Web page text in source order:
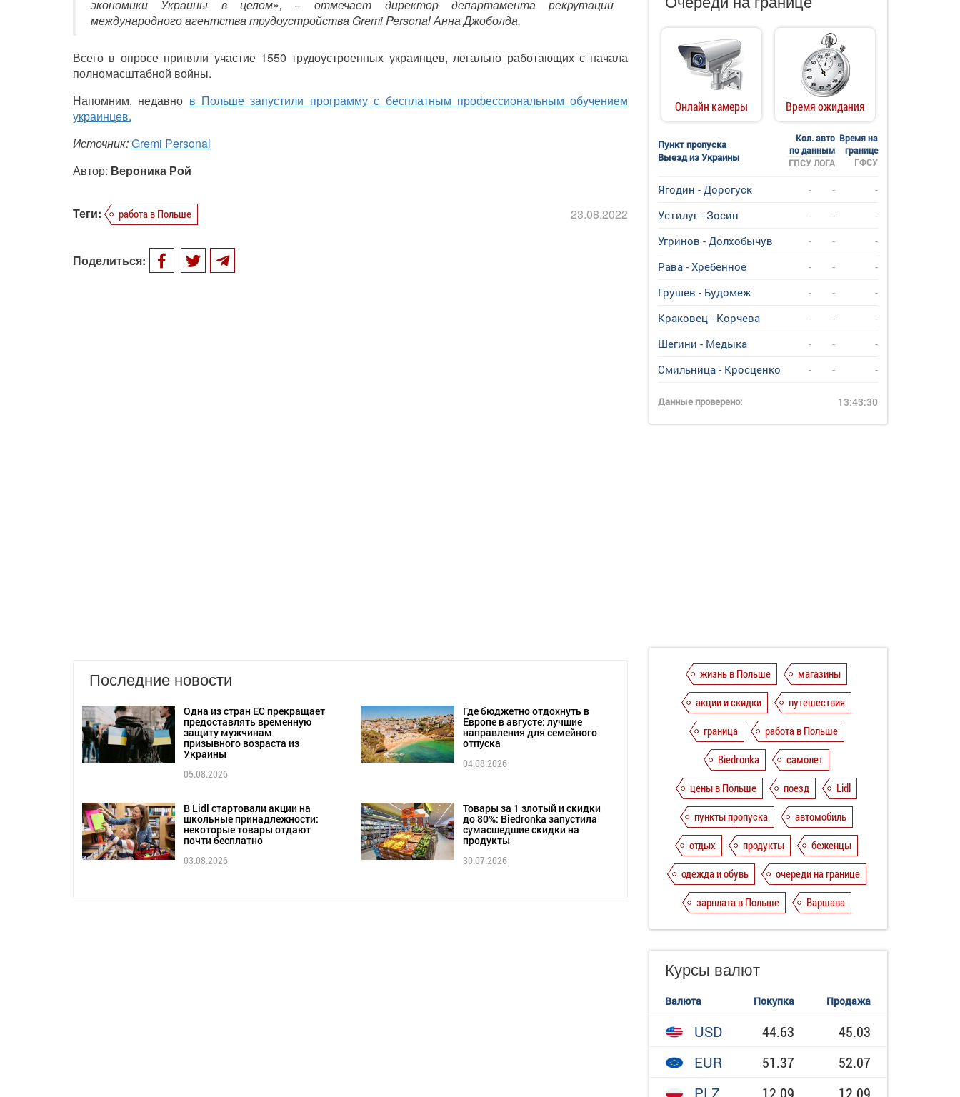
экономики Украины в целом», – отмечает директор департамента рекрутации
международного агентства трудоустройства Gremi Personal Анна Джоболда.
Всего в опросе приняли участие 1550 трудоустроенных украинцев, легально работающих с начала
полномасштабной войны.
Напомним, недавно в Польше запустили программу с бесплатным профессиональным обучением
украинцев.
Источник:Gremi Personal
Автор: Вероника Рой
Теги: работа в Польше 23.08.2022
Поделиться:
Последние новости
Одна из стран ЕС прекращает
предоставлять временную
защиту мужчинам
призывного возраста из
Украины
05.08.2026
Где бюджетно отдохнуть в
Европе в августе: лучшие
направления для семейного
отпуска
04.08.2026
В Lidl стартовали акции на
школьные принадлежности:
некоторые товары отдают
почти бесплатно
03.08.2026
Товары за 1 злотый и скидки
до 80%: Biedronka запустила
сумасшедшие скидки на
продукты
30.07.2026
Онлайн камеры Время ожидания
Пункт пропуска
Выезд из Украины
Кол. авто
по данным
Время на
границе
ГФСУ
ГПСУ ЛОГА
Ягодин - Дорогуск - -
-
Устилуг - Зосин
- -
-
Угринов - Долхобычув
- -
-
Рава - Хребенное
- -
-
Грушев - Будомеж
- -
-
Краковец - Корчева
- -
-
Шегини - Медыка
- -
-
Смильница - Кросценко
- - -
Данные проверено: 13:43:30
жизнь в Польше
магазины
акции и скидки
путешествия
граница
работа в Польше
Biedronka
самолет
цены в Польше
поезд
Lidl
пункты пропуска
автомобиль
отдых
продукты
беженцы
одежда и обувь
очереди на границе
зарплата в Польше
Варшава
Курсы валют
Валюта Покупка Продажа
USD 44.63
45.03
EUR
51.37
52.07
PLZ
12.09 12.09